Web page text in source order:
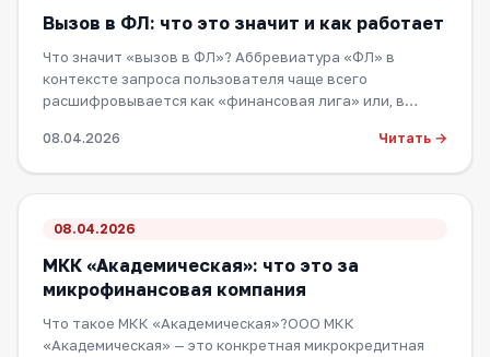
Вызов в ФЛ: что это значит и как работает
Что значит «вызов в ФЛ»? Аббревиатура «ФЛ» в
контексте запроса пользователя чаще всего
расшифровывается как «финансовая лига» или, в
08.04.2026 Читать →
08.04.2026
МКК «Академическая»: что это за
микрофинансовая компания
Что такое МКК «Академическая»?ООО МКК
«Академическая» — это конкретная микрокредитная